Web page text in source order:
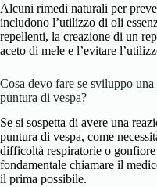
Alcuni rimedi naturali per
includono l’utilizzo di oli
repellenti, la creazione di un
aceto di mele e l’evitare
Cosa devo fare se sviluppo
puntura di vespa?
Se si sospetta di avere una
puntura di vespa, come
difficoltà respiratorie o
fondamentale chiamare il
il prima possibile.